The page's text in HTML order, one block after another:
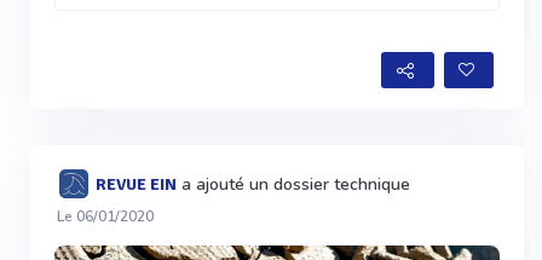
REVUE EIN a ajouté un dossier technique
Le 06/01/2020